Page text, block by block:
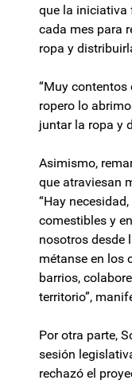
que la iniciativa
cada mes para
ropa y
“Muy contentos
ropero lo
juntar la ropa y
Asimismo,
que atraviesan
“Hay
comestibles y
nosotros desde
métanse en los
barrios,
territorio”,
Por otra parte,
sesión
rechazó el